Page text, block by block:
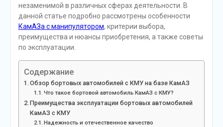
незаменимой в различных сферах деятельности. В
данной статье подробно рассмотрены особенности
КамАЗа с манипулятором, критерии выбора,
преимущества и нюансы приобретения, а также советы
по эксплуатации.
Содержание
Обзор бортовых автомобилей с КМУ на базе КамАЗ
Что такое бортовой автомобиль КамАЗ с КМУ?
Преимущества эксплуатации бортовых автомобилей
КамАЗ с КМУ
Надежность и отечественное качество